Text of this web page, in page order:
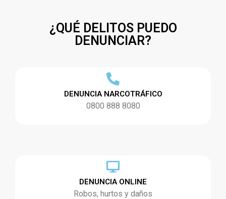
¿QUÉ DELITOS PUEDO
DENUNCIAR?
DENUNCIA NARCOTRÁFICO
0800 888 8080
DENUNCIA ONLINE
Robos, hurtos y daños